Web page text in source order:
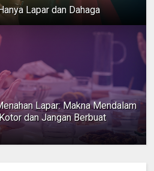
Lapar dan Dahaga
Lapar: Makna Mendalam
dan Jangan Berbuat